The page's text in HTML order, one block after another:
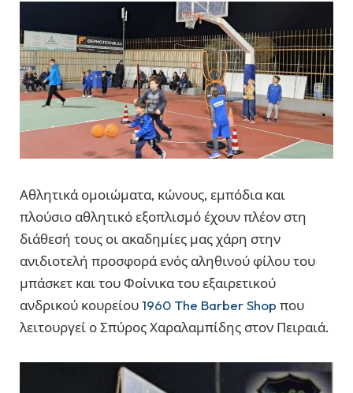
Αθλητικά ομοιώματα, κώνους, εμπόδια και
πλούσιο αθλητικό εξοπλισμό έχουν πλέον στη
διάθεσή τους οι ακαδημίες μας χάρη στην
ανιδιοτελή προσφορά ενός αληθινού φίλου του
μπάσκετ και του Φοίνικα του εξαιρετικού
ανδρικού κουρείου1960 The Barber Shop που
λειτουργεί ο Σπύρος Χαραλαμπίδης στον Πειραιά.